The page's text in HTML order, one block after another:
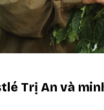
Trị An và